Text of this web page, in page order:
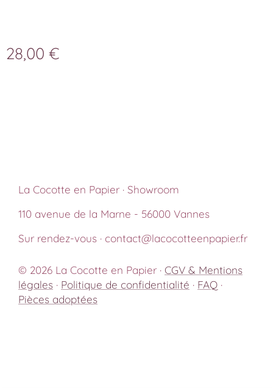
28,00 €
La Cocotte en Papier · Showroom
110 avenue de la Marne - 56000 Vannes
Sur rendez-vous · contact@lacocotteenpapier.fr
© 2026 La Cocotte en Papier · CGV & Mentions
légales · Politique de confidentialité · FAQ ·
Pièces adoptées